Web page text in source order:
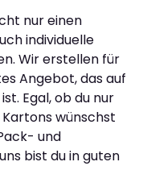
nur einen
individuelle
Wir erstellen für
Angebot, das auf
Egal, ob du nur
wünschst
und
bist du in guten